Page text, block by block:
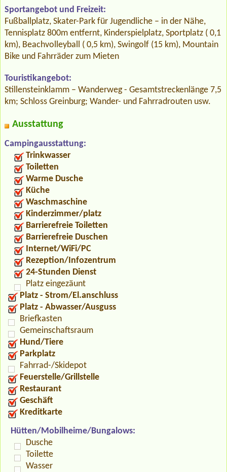
Sportangebot und Freizeit:
Fußballplatz, Skater-Park für Jugendliche – in der Nähe,
Tennisplatz 800m entfernt, Kinderspielplatz, Sportplatz ( 0,1
km), Beachvolleyball ( 0,5 km), Swingolf (15 km), Mountain
Bike und Fahrräder zum Mieten
Touristikangebot:
Stillensteinklamm – Wanderweg - Gesamtstreckenlänge 7,5
km; Schloss Greinburg; Wander- und Fahrradrouten usw.
Ausstattung
Campingausstattung:
Trinkwasser
Toiletten
Warme Dusche
Küche
Waschmaschine
Kinderzimmer/platz
Barrierefreie Toiletten
Barrierefreie Duschen
Internet/WiFi/PC
Rezeption/Infozentrum
24-Stunden Dienst
Platz eingezäunt
Platz - Strom/El.anschluss
Platz - Abwasser/Ausguss
Briefkasten
Gemeinschaftsraum
Hund/Tiere
Parkplatz
Fahrrad-/Skidepot
Feuerstelle/Grillstelle
Restaurant
Geschäft
Kreditkarte
Hütten/Mobilheime/Bungalows:
Dusche
Toilette
Wasser